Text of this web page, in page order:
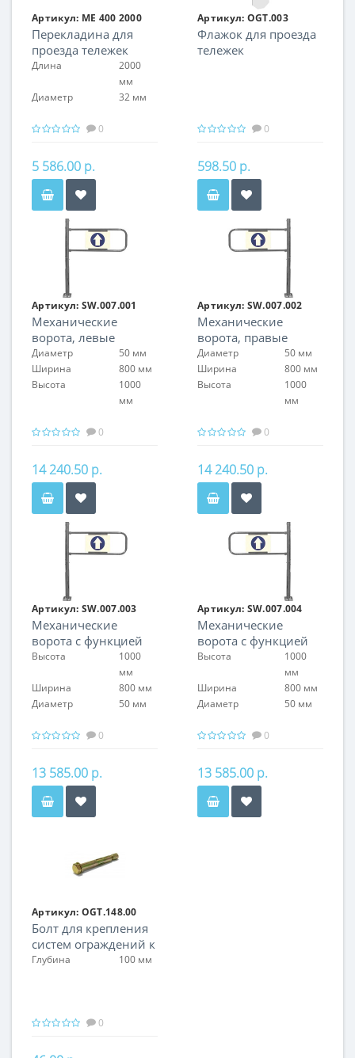
Артикул: ME 400 2000
Перекладина для
проезда тележек
Длина
2000
мм
Диаметр
32 мм
0
5 586.00 р.
Артикул: OGT.003
Флажок для проезда
тележек
0
598.50 р.
Артикул: SW.007.001
Механические
ворота, левые
Диаметр
50 мм
Ширина
800 мм
Высота
1000
мм
0
14 240.50 р.
Артикул: SW.007.002
Механические
ворота, правые
Диаметр
50 мм
Ширина
800 мм
Высота
1000
мм
0
14 240.50 р.
Артикул: SW.007.003
Механические
ворота с функцией
антипаника, левые
Высота
1000
мм
Ширина
800 мм
Диаметр
50 мм
0
13 585.00 р.
Артикул: SW.007.004
Механические
ворота с функцией
антипаника, правые
Высота
1000
мм
Ширина
800 мм
Диаметр
50 мм
0
13 585.00 р.
Артикул: OGT.148.00
Болт для крепления
систем ограждений к
полу
Глубина 100 мм
0